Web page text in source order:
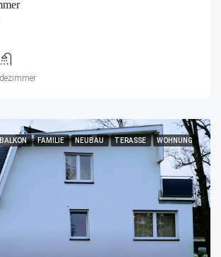
BALKON FAMILIE NEUBAU TERASSE WOHNUNG